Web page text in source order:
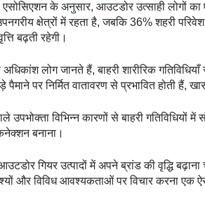
के अनुसार, आउटडोर उत्साही लोगों का
क्षेत्रों में रहता है, जबकि 36% शहरी
बढ़ती रहेगी।
लोग जानते हैं, बाहरी शारीरिक गतिविधियाँ
पर निर्मित वातावरण से प्रभावित होती हैं,
उपभोक्ता विभिन्न कारणों से बाहरी
बनाना।
गियर उत्पादों में अपने ब्रांड की वृद्धि बढ़ाना
और विविध आवश्यकताओं पर विचार करना एक